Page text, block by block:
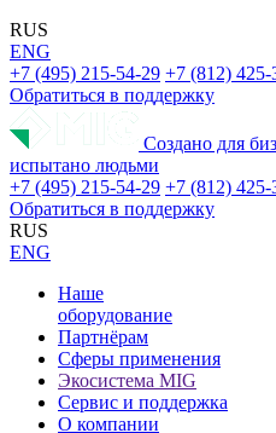
RUS
ENG
+7 (495) 215-54-29 +7 (812) 425-
Обратиться в поддержку
Создано для
испытано людьми
+7 (495) 215-54-29 +7 (812) 425-
Обратиться в поддержку
RUS
ENG
Наше
оборудование
Партнёрам
Сферы применения
Экосистема MIG
Сервис и поддержка
О компании